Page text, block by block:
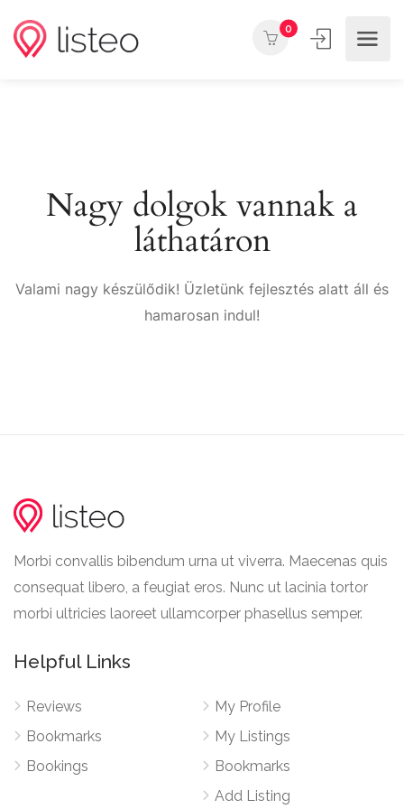
0
Nagy dolgok vannak a
láthatáron
Valami nagy készülődik! Üzletünk fejlesztés alatt áll és
hamarosan indul!
Morbi convallis bibendum urna ut viverra. Maecenas quis
consequat libero, a feugiat eros. Nunc ut lacinia tortor
morbi ultricies laoreet ullamcorper phasellus semper.
Helpful Links
Reviews
Bookmarks
Bookings
My Profile
My Listings
Bookmarks
Add Listing